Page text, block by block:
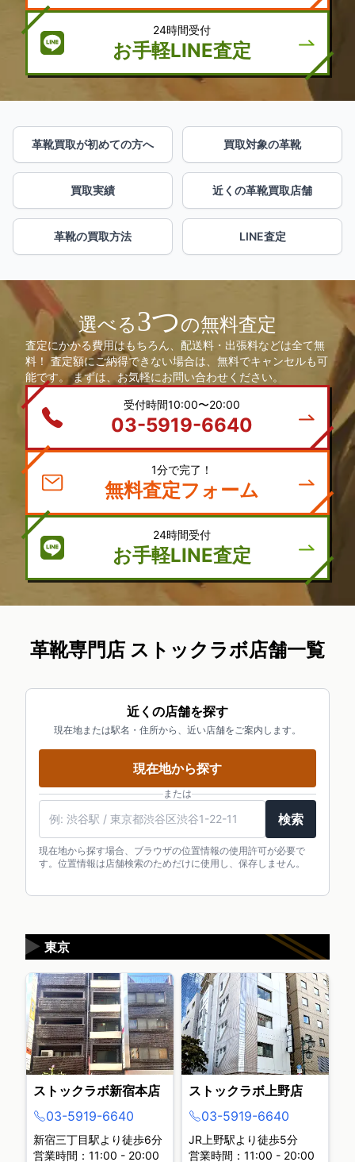
24時間受付
お手軽LINE査定
革靴買取が初めての方へ 買取対象の革靴
買取実績 近くの革靴買取店舗
革靴の買取方法 LINE査定
選べる3つの無料査定
査定にかかる費用はもちろん、配送料・出張料などは全て無
料！ 査定額にご納得できない場合は、無料でキャンセルも可
能です。 まずは、お気軽にお問い合わせください。
受付時間10:00〜20:00
03-5919-6640
1分で完了！
無料査定フォーム
24時間受付
お手軽LINE査定
革靴専門店 ストックラボ店舗一覧
近くの店舗を探す
現在地または駅名・住所から、近い店舗をご案内します。
現在地から探す
または
検索
現在地から探す場合、ブラウザの位置情報の使用許可が必要で
す。位置情報は店舗検索のためだけに使用し、保存しません。
東京
▶
ストックラボ新宿本店
03-5919-6640
新宿三丁目駅より徒歩6分
営業時間：11:00 - 20:00
ストックラボ上野店
03-5919-6640
JR上野駅より徒歩5分
営業時間：11:00 - 20:00